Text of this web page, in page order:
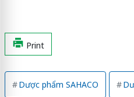
Print
Dược phẩm SAHACO